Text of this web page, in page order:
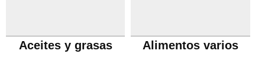
Aceites y grasas Alimentos varios